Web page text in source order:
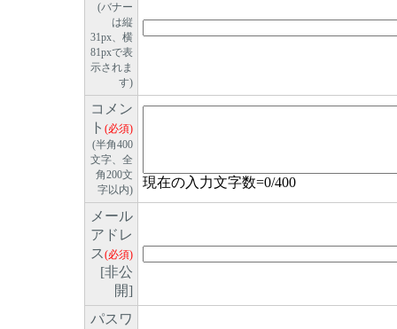
(バナー
は縦
31px、横
81pxで表
示されま
す)
コメン
ト (必須)
(半角400
文字、全
角200文
字以内)
現在の入力文字数=0/400
メール
アドレ
ス (必須)
[非公
開]
パスワ